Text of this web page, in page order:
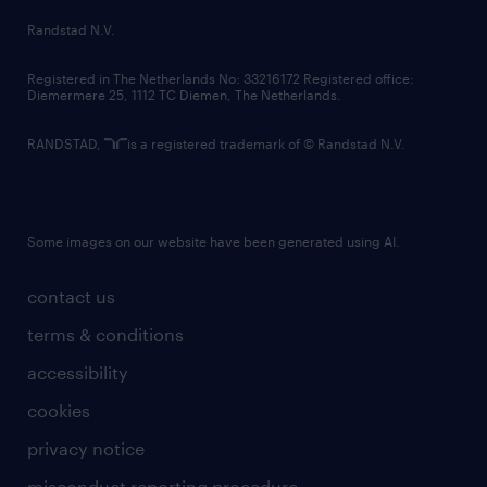
country websites
contact us
terms & conditions
accessibility
cookies
privacy notice
Randstad N.V.
Registered in The Netherlands No: 33216172 Registered office:
Diemermere 25, 1112 TC Diemen, The Netherlands.
RANDSTAD, is a registered trademark of © Randstad N.V.
Some images on our website have been generated using AI.